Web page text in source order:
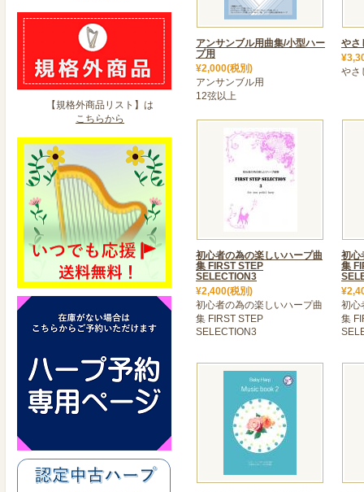
【規格外商品リスト】は
こちらから
アンサンブル用曲集/小型ハー
プ用
¥2,000(税別)
アンサンブル用
12弦以上
やさ
やさ
初心者の為の楽しいハープ曲
集 FIRST STEP
SELECTION3
¥2,400(税別)
初心者の為の楽しいハープ曲
集 FIRST STEP
SELECTION3
初心
集
初心
集